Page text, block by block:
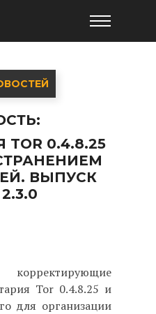
0.4.8.25
ВЫПУСК
Tor 0.4.8.25 и
для организации